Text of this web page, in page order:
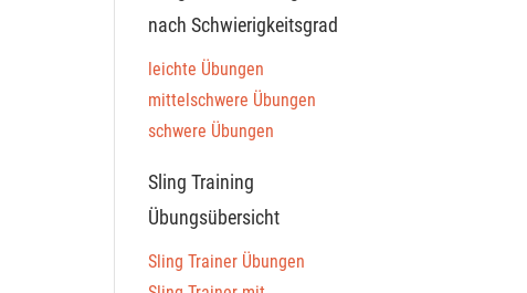
nach Schwierigkeitsgrad
leichte Übungen
mittelschwere Übungen
schwere Übungen
Sling Training
Übungsübersicht
Sling Trainer Übungen